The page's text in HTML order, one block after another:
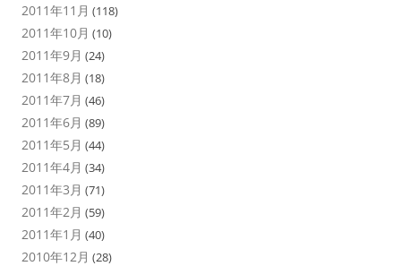
2011年11月 (118)
2011年10月 (10)
2011年9月 (24)
2011年8月 (18)
2011年7月 (46)
2011年6月 (89)
2011年5月 (44)
2011年4月 (34)
2011年3月 (71)
2011年2月 (59)
2011年1月 (40)
2010年12月 (28)